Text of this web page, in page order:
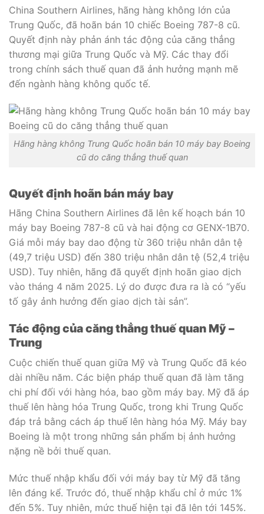
China Southern Airlines, hãng hàng không lớn của
Trung Quốc, đã hoãn bán 10 chiếc Boeing 787-8 cũ.
Quyết định này phản ánh tác động của căng thẳng
thương mại giữa Trung Quốc và Mỹ. Các thay đổi
trong chính sách thuế quan đã ảnh hưởng mạnh mẽ
đến ngành hàng không quốc tế.
Hãng hàng không Trung Quốc hoãn bán 10 máy bay Boeing
cũ do căng thẳng thuế quan
Quyết định hoãn bán máy bay
Hãng China Southern Airlines đã lên kế hoạch bán 10
máy bay Boeing 787-8 cũ và hai động cơ GENX-1B70.
Giá mỗi máy bay dao động từ 360 triệu nhân dân tệ
(49,7 triệu USD) đến 380 triệu nhân dân tệ (52,4 triệu
USD). Tuy nhiên, hãng đã quyết định hoãn giao dịch
vào tháng 4 năm 2025. Lý do được đưa ra là có “yếu
tố gây ảnh hưởng đến giao dịch tài sản”.
Tác động của căng thẳng thuế quan Mỹ –
Trung
Cuộc chiến thuế quan giữa Mỹ và Trung Quốc đã kéo
dài nhiều năm. Các biện pháp thuế quan đã làm tăng
chi phí đối với hàng hóa, bao gồm máy bay. Mỹ đã áp
thuế lên hàng hóa Trung Quốc, trong khi Trung Quốc
đáp trả bằng cách áp thuế lên hàng hóa Mỹ. Máy bay
Boeing là một trong những sản phẩm bị ảnh hưởng
nặng nề bởi thuế quan.
Mức thuế nhập khẩu đối với máy bay từ Mỹ đã tăng
lên đáng kể. Trước đó, thuế nhập khẩu chỉ ở mức 1%
đến 5%. Tuy nhiên, mức thuế hiện tại đã lên tới 145%.